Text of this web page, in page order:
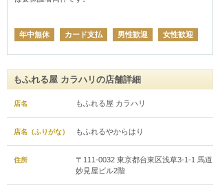
年中無休 カード支払 男性歓迎 女性歓迎
もふれる屋 カラハリの店舗詳細
店名 もふれる屋 カラハリ
店名（ふりがな） もふれるやからはり
住所
〒111-0032 東京都台東区浅草3-1-1 馬道
妙見屋ビル2階